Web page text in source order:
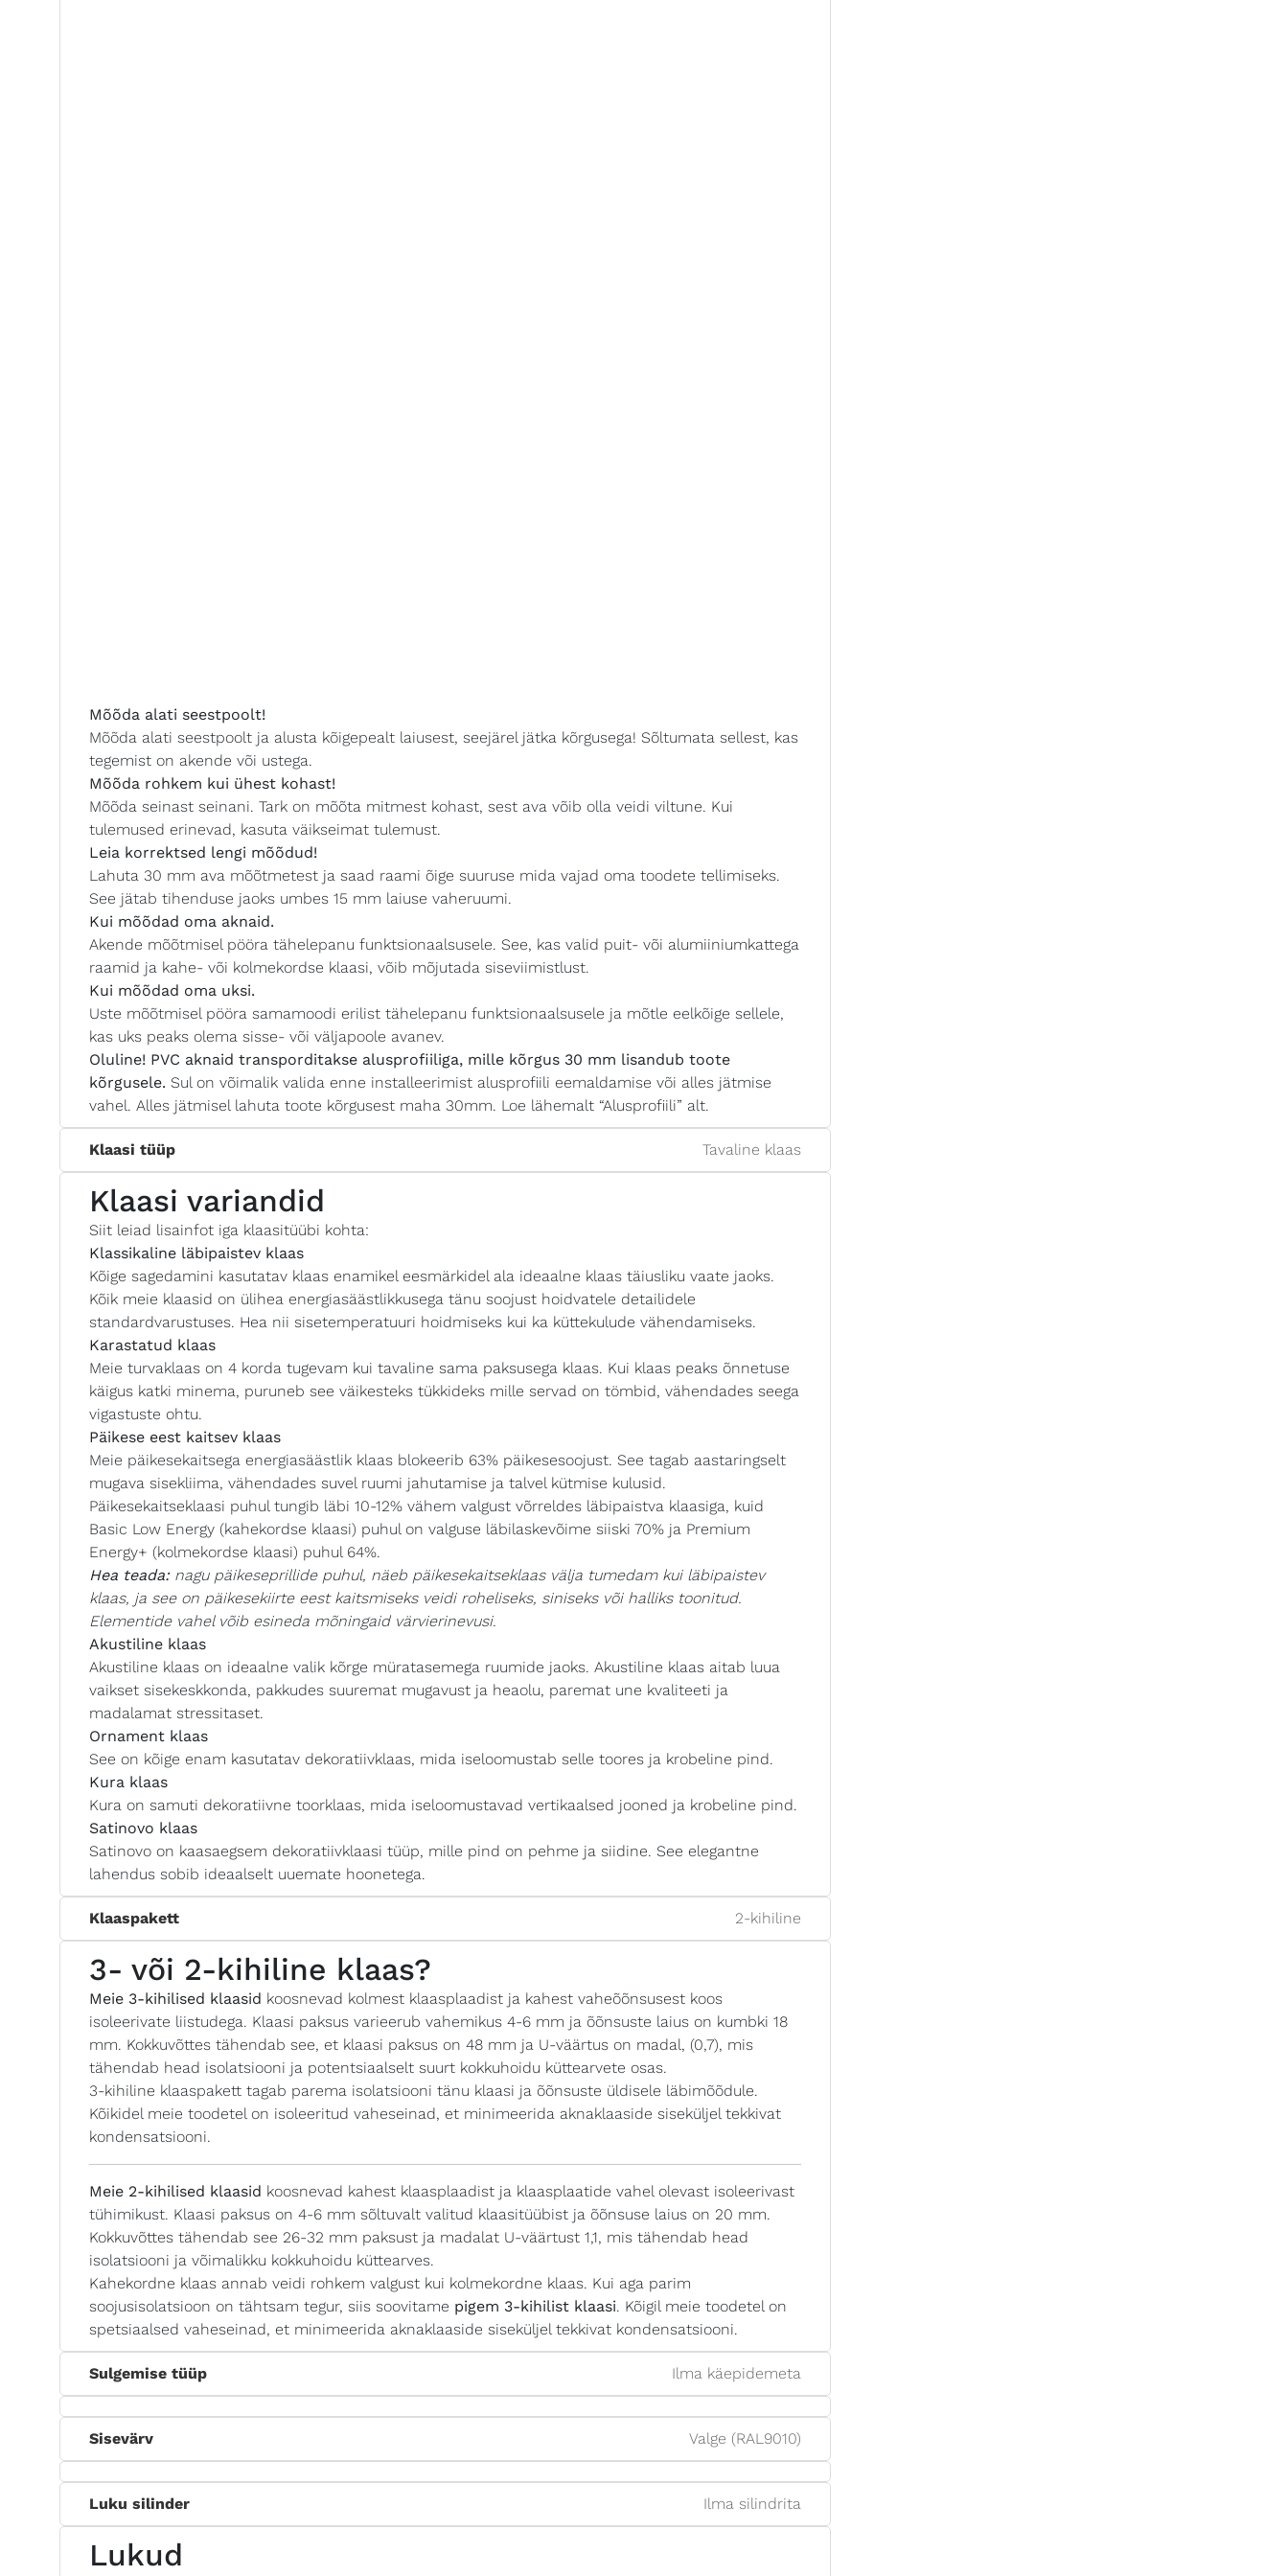
Mõõda alati seestpoolt!
Mõõda alati seestpoolt ja alusta kõigepealt laiusest, seejärel jätka kõrgusega! Sõltumata sellest, kas
tegemist on akende või ustega.
Mõõda rohkem kui ühest kohast!
Mõõda seinast seinani. Tark on mõõta mitmest kohast, sest ava võib olla veidi viltune. Kui
tulemused erinevad, kasuta väikseimat tulemust.
Leia korrektsed lengi mõõdud!
Lahuta 30 mm ava mõõtmetest ja saad raami õige suuruse mida vajad oma toodete tellimiseks.
See jätab tihenduse jaoks umbes 15 mm laiuse vaheruumi.
Kui mõõdad oma aknaid.
Akende mõõtmisel pööra tähelepanu funktsionaalsusele. See, kas valid puit- või alumiiniumkattega
raamid ja kahe- või kolmekordse klaasi, võib mõjutada siseviimistlust.
Kui mõõdad oma uksi.
Uste mõõtmisel pööra samamoodi erilist tähelepanu funktsionaalsusele ja mõtle eelkõige sellele,
kas uks peaks olema sisse- või väljapoole avanev.
Oluline! PVC aknaid transporditakse alusprofiiliga, mille kõrgus 30 mm lisandub toote
kõrgusele. Sul on võimalik valida enne installeerimist alusprofiili eemaldamise või alles jätmise
vahel. Alles jätmisel lahuta toote kõrgusest maha 30mm. Loe lähemalt “Alusprofiili” alt.
Klaasi tüüp Tavaline klaas
Klaasi variandid
Siit leiad lisainfot iga klaasitüübi kohta:
Klassikaline läbipaistev klaas
Kõige sagedamini kasutatav klaas enamikel eesmärkidel ala ideaalne klaas täiusliku vaate jaoks.
Kõik meie klaasid on ülihea energiasäästlikkusega tänu soojust hoidvatele detailidele
standardvarustuses. Hea nii sisetemperatuuri hoidmiseks kui ka küttekulude vähendamiseks.
Karastatud klaas
Meie turvaklaas on 4 korda tugevam kui tavaline sama paksusega klaas. Kui klaas peaks õnnetuse
käigus katki minema, puruneb see väikesteks tükkideks mille servad on tömbid, vähendades seega
vigastuste ohtu.
Päikese eest kaitsev klaas
Meie päikesekaitsega energiasäästlik klaas blokeerib 63% päikesesoojust. See tagab aastaringselt
mugava sisekliima, vähendades suvel ruumi jahutamise ja talvel kütmise kulusid.
Päikesekaitseklaasi puhul tungib läbi 10-12% vähem valgust võrreldes läbipaistva klaasiga, kuid
Basic Low Energy (kahekordse klaasi) puhul on valguse läbilaskevõime siiski 70% ja Premium
Energy+ (kolmekordse klaasi) puhul 64%.
Hea teada:nagu päikeseprillide puhul, näeb päikesekaitseklaas välja tumedam kui läbipaistev
klaas, ja see on päikesekiirte eest kaitsmiseks veidi roheliseks, siniseks või halliks toonitud.
Elementide vahel võib esineda mõningaid värvierinevusi.
Akustiline klaas
Akustiline klaas on ideaalne valik kõrge müratasemega ruumide jaoks. Akustiline klaas aitab luua
vaikset sisekeskkonda, pakkudes suuremat mugavust ja heaolu, paremat une kvaliteeti ja
madalamat stressitaset.
Ornament klaas
See on kõige enam kasutatav dekoratiivklaas, mida iseloomustab selle toores ja krobeline pind.
Kura klaas
Kura on samuti dekoratiivne toorklaas, mida iseloomustavad vertikaalsed jooned ja krobeline pind.
Satinovo klaas
Satinovo on kaasaegsem dekoratiivklaasi tüüp, mille pind on pehme ja siidine. See elegantne
lahendus sobib ideaalselt uuemate hoonetega.
Klaaspakett 2-kihiline
3- või 2-kihiline klaas?
Meie 3-kihilised klaasid koosnevad kolmest klaasplaadist ja kahest vaheõõnsusest koos
isoleerivate liistudega. Klaasi paksus varieerub vahemikus 4-6 mm ja õõnsuste laius on kumbki 18
mm. Kokkuvõttes tähendab see, et klaasi paksus on 48 mm ja U-väärtus on madal, (0,7), mis
tähendab head isolatsiooni ja potentsiaalselt suurt kokkuhoidu küttearvete osas.
3-kihiline klaaspakett tagab parema isolatsiooni tänu klaasi ja õõnsuste üldisele läbimõõdule.
Kõikidel meie toodetel on isoleeritud vaheseinad, et minimeerida aknaklaaside siseküljel tekkivat
kondensatsiooni.
Meie 2-kihilised klaasid koosnevad kahest klaasplaadist ja klaasplaatide vahel olevast isoleerivast
tühimikust. Klaasi paksus on 4-6 mm sõltuvalt valitud klaasitüübist ja õõnsuse laius on 20 mm.
Kokkuvõttes tähendab see 26-32 mm paksust ja madalat U-väärtust 1,1, mis tähendab head
isolatsiooni ja võimalikku kokkuhoidu küttearves.
Kahekordne klaas annab veidi rohkem valgust kui kolmekordne klaas. Kui aga parim
soojusisolatsioon on tähtsam tegur, siis soovitame pigem 3-kihilist klaasi. Kõigil meie toodetel on
spetsiaalsed vaheseinad, et minimeerida aknaklaaside siseküljel tekkivat kondensatsiooni.
Sulgemise tüüp Ilma käepidemeta
Sisevärv Valge (RAL9010)
Luku silinder Ilma silindrita
Lukud